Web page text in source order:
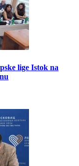
lige Istok na